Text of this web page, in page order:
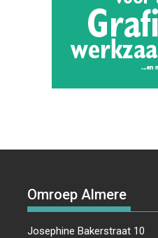
Omroep Almere
Josephine Bakerstraat 10